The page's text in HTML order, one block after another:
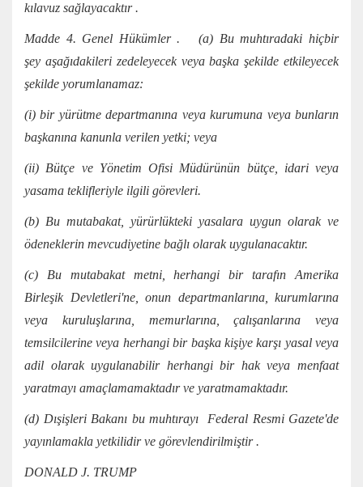
kılavuz sağlayacaktır .
Madde 4. Genel Hükümler . (a) Bu muhtıradaki hiçbir
şey aşağıdakileri zedeleyecek veya başka şekilde etkileyecek
şekilde yorumlanamaz:
(i) bir yürütme departmanına veya kurumuna veya bunların
başkanına kanunla verilen yetki; veya
(ii) Bütçe ve Yönetim Ofisi Müdürünün bütçe, idari veya
yasama teklifleriyle ilgili görevleri.
(b) Bu mutabakat, yürürlükteki yasalara uygun olarak ve
ödeneklerin mevcudiyetine bağlı olarak uygulanacaktır.
(c) Bu mutabakat metni, herhangi bir tarafın Amerika
Birleşik Devletleri'ne, onun departmanlarına, kurumlarına
veya kuruluşlarına, memurlarına, çalışanlarına veya
temsilcilerine veya herhangi bir başka kişiye karşı yasal veya
adil olarak uygulanabilir herhangi bir hak veya menfaat
yaratmayı amaçlamamaktadır ve yaratmamaktadır.
(d) Dışişleri Bakanı bu muhtırayı Federal Resmi Gazete'de
yayınlamakla yetkilidir ve görevlendirilmiştir .
DONALD J. TRUMP